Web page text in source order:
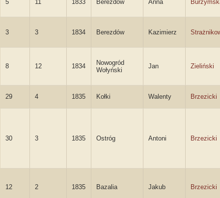
5 11 1833 Berezdów Anna
3 3 1834 Berezdów Kazimierz
8 12 1834
Nowogród
Wołyński
Jan Zieliński
29 4 1835 Kołki Walenty Brzezicki
30 3 1835 Ostróg Antoni Brzezicki
12 2 1835 Bazalia Jakub Brzezicki